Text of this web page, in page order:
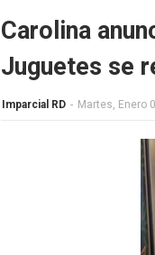
Carolina
Juguetes se
Imparcial RD - Martes, Enero